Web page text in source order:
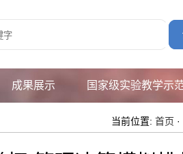
成果展示 国家级实验教学示
当前位置: 首页 ·